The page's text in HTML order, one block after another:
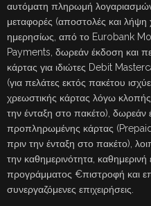
αυτόματη πληρωμή
μεταφορές (αποστολές και
ημερησίως, από το Eurobank
Payments, δωρεάν έκδοση και
κάρτας για ιδιώτες Debit
(για πελάτες εκτός πακέτου
χρεωστικής κάρτας λόγω
την ένταξη στο πακέτο),
προπληρωμένης κάρτας
πριν την ένταξη στο πακέτο),
την καθημερινότητα,
προγράμματος €πιστροφή και
συνεργαζόμενες επιχειρήσεις.